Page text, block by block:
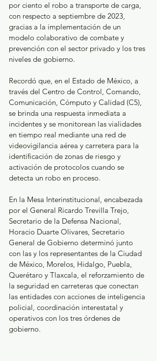
por ciento el robo a transporte de carga,
con respecto a septiembre de 2023,
gracias a la implementación de un
modelo colaborativo de combate y
prevención con el sector privado y los tres
niveles de gobierno.
Recordó que, en el Estado de México, a
través del Centro de Control, Comando,
Comunicación, Cómputo y Calidad (C5),
se brinda una respuesta inmediata a
incidentes y se monitorean las vialidades
en tiempo real mediante una red de
videovigilancia aérea y carretera para la
identificación de zonas de riesgo y
activación de protocolos cuando se
detecta un robo en proceso.
En la Mesa Interinstitucional, encabezada
por el General Ricardo Trevilla Trejo,
Secretario de la Defensa Nacional,
Horacio Duarte Olivares, Secretario
General de Gobierno determinó junto
con las y los representantes de la Ciudad
de México, Morelos, Hidalgo, Puebla,
Querétaro y Tlaxcala, el reforzamiento de
la seguridad en carreteras que conectan
las entidades con acciones de inteligencia
policial, coordinación interestatal y
operativos con los tres órdenes de
gobierno.